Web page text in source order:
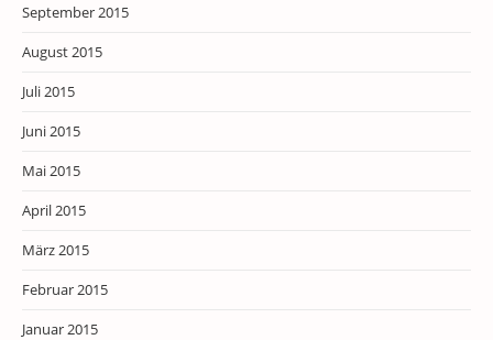
September 2015
August 2015
Juli 2015
Juni 2015
Mai 2015
April 2015
März 2015
Februar 2015
Januar 2015